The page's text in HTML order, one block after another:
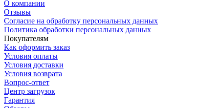
О компании
Отзывы
Согласие на обработку персональных данных
Политика обработки персональных данных
Покупателям
Как оформить заказ
Условия оплаты
Условия доставки
Условия возврата
Вопрос-ответ
Центр загрузок
Гарантия